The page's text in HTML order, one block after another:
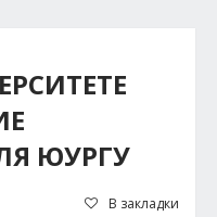
ЮУРГУ
В закладки